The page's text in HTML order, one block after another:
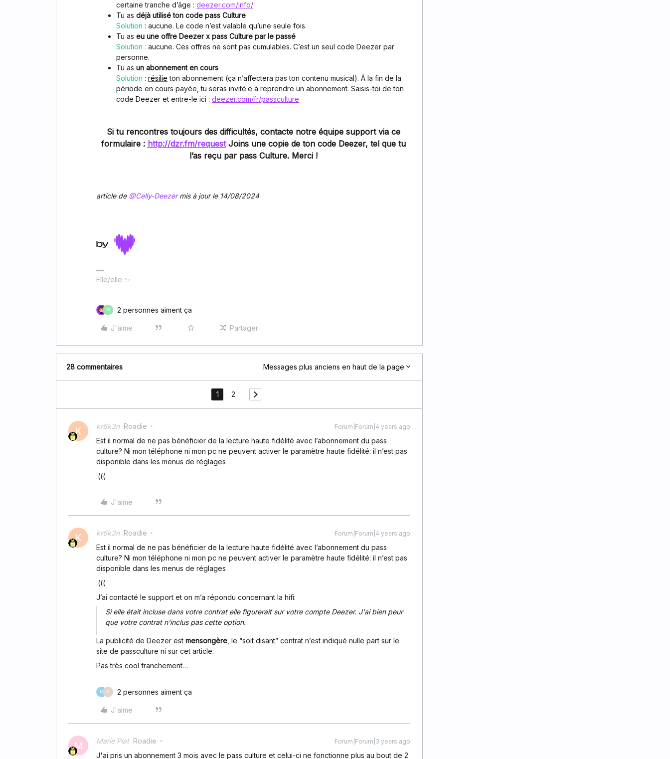
certaine tranche d’âge : deezer.com/info/
Tu as déjà utilisé ton code pass Culture
Solution : aucune. Le code n’est valable qu’une seule fois.
Tu as eu une offre Deezer x pass Culture par le passé
Solution : aucune. Ces offres ne sont pas cumulables. C’est un seul code Deezer par
personne.
Tu as un abonnement en cours
Solution : résilie ton abonnement (ça n’affectera pas ton contenu musical). À la fin de la
période en cours payée, tu seras invité.e à reprendre un abonnement. Saisis-toi de ton
code Deezer et entre-le ici : deezer.com/fr/passculture
Si tu rencontres toujours des difficultés, contacte notre équipe support via ce
formulaire : http://dzr.fm/requestJoins une copie de ton code Deezer, tel que tu
l’as reçu par pass Culture. Merci !
article de @Celly-Deezermis à jour le 14/08/2024
Elle/elle ✨
M 2 personnes aiment ça
J'aime Partager
28 commentaires Messages plus anciens en haut de la page
1 2
K kr6k3n Roadie Forum|Forum|4 years ago
Est il normal de ne pas bénéficier de la lecture haute fidélité avec l’abonnement du pass
culture? Ni mon téléphone ni mon pc ne peuvent activer le paramètre haute fidélité: il n’est pas
disponible dans les menus de réglages
:(((
J'aime
K kr6k3n Roadie Forum|Forum|4 years ago
Est il normal de ne pas bénéficier de la lecture haute fidélité avec l’abonnement du pass
culture? Ni mon téléphone ni mon pc ne peuvent activer le paramètre haute fidélité: il n’est pas
disponible dans les menus de réglages
:(((
J’ai contacté le support et on m’a répondu concernant la hifi:
Si elle était incluse dans votre contrat elle figurerait sur votre compte Deezer. J'ai bien peur
que votre contrat n'inclus pas cette option.
La publicité de Deezer est mensongère , le “soit disant” contrat n’est indiqué nulle part sur le
site de passculture ni sur cet article.
Pas très cool franchement…
M A 2 personnes aiment ça
J'aime
M Marie Piat Roadie Forum|Forum|3 years ago
J'ai pris un abonnement 3 mois avec le pass culture et celui-ci ne fonctionne plus au bout de 2